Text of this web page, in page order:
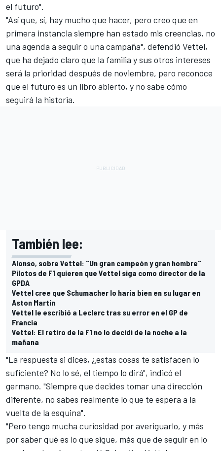
el futuro".
"Así que, sí, hay mucho que hacer, pero creo que en
primera instancia siempre han estado mis creencias, no
una agenda a seguir o una campaña", defendió Vettel,
que ha dejado claro que la familia y sus otros intereses
será la prioridad después de noviembre, pero reconoce
que el futuro es un libro abierto, y no sabe cómo
seguirá la historia.
También lee:
Alonso, sobre Vettel: "Un gran campeón y gran hombre"
Pilotos de F1 quieren que Vettel siga como director de la
GPDA
Vettel cree que Schumacher lo haría bien en su lugar en
Aston Martin
Vettel le escribió a Leclerc tras su error en el GP de
Francia
Vettel: El retiro de la F1 no lo decidí de la noche a la
mañana
"La respuesta si dices, ¿estas cosas te satisfacen lo
suficiente? No lo sé, el tiempo lo dirá", indicó el
germano. "Siempre que decides tomar una dirección
diferente, no sabes realmente lo que te espera a la
vuelta de la esquina".
"Pero tengo mucha curiosidad por averiguarlo, y más
por saber qué es lo que sigue, más que de seguir en lo